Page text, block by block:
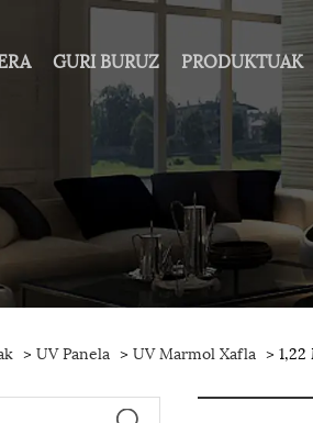
GURI BURUZ PRODUKTUAK
> UV Panela > UV Marmol Xafla >